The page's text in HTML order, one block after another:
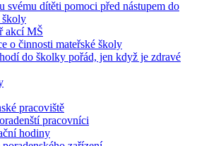
svému dítěti pomoci před nástupem do
školy
akcí MŠ
o činnosti mateřské školy
do školky pořád, jen když je zdravé
pracoviště
pracovníci
hodiny